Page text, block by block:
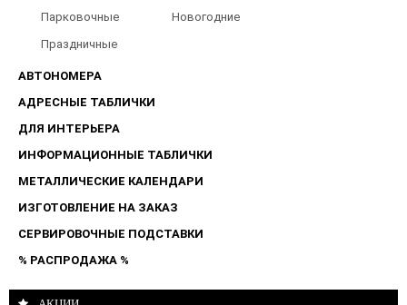
Парковочные
Новогодние
Праздничные
АВТОНОМЕРА
АДРЕСНЫЕ ТАБЛИЧКИ
ДЛЯ ИНТЕРЬЕРА
ИНФОРМАЦИОННЫЕ ТАБЛИЧКИ
МЕТАЛЛИЧЕСКИЕ КАЛЕНДАРИ
ИЗГОТОВЛЕНИЕ НА ЗАКАЗ
СЕРВИРОВОЧНЫЕ ПОДСТАВКИ
% РАСПРОДАЖА %